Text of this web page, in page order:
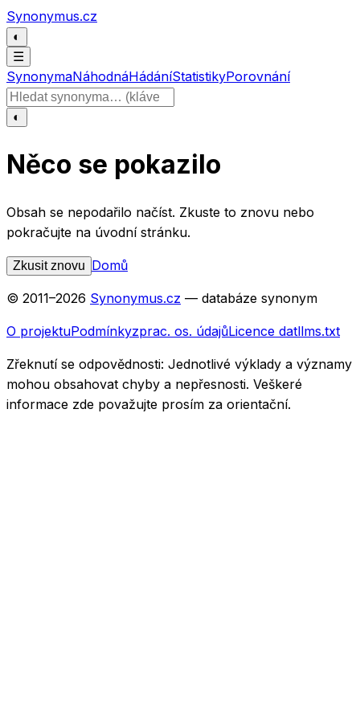
Přeskočit na obsah
Synonymus.cz
◐
☰
SynonymaNáhodnáHádáníStatistikyPorovnání
Hledat slovo
◐
Něco se pokazilo
Obsah se nepodařilo načíst. Zkuste to znovu nebo
pokračujte na úvodní stránku.
Zkusit znovu Domů
© 2011–2026 Synonymus.cz — databáze synonym
O projektuPodmínkyzprac. os. údajůLicence datllms.txt
Zřeknutí se odpovědnosti: Jednotlivé výklady a významy
mohou obsahovat chyby a nepřesnosti. Veškeré
informace zde považujte prosím za orientační.